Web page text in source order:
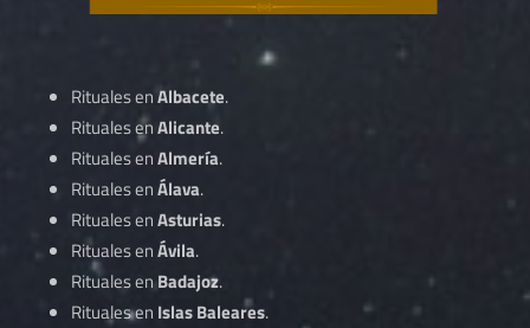
Rituales enAlbacete.
Rituales enAlicante.
Rituales enAlmería.
Rituales enÁlava.
Rituales enAsturias.
Rituales enÁvila.
Rituales en Badajoz.
Rituales en Islas Baleares.